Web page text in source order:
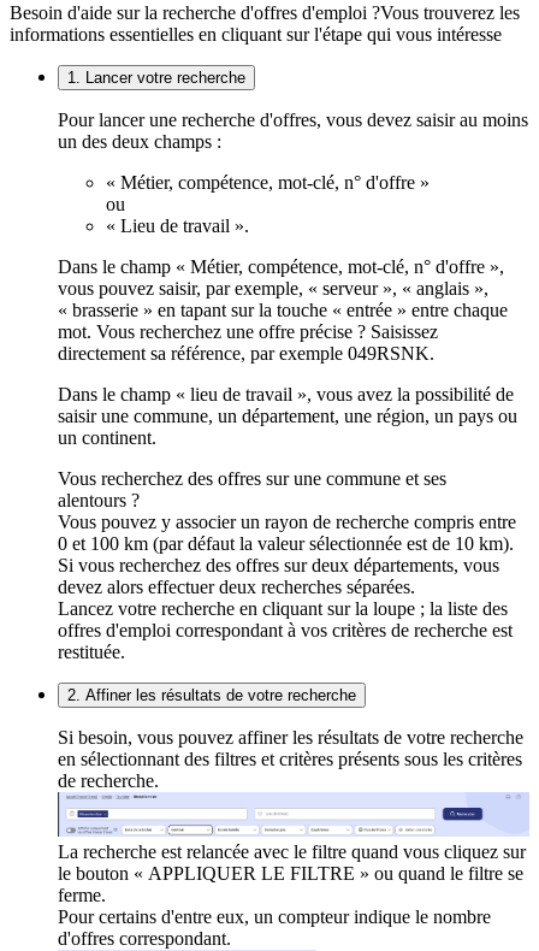
Besoin d'aide sur la recherche d'offres d'emploi ?Vous trouverez les
informations essentielles en cliquant sur l'étape qui vous intéresse
1. Lancer votre recherche
Pour lancer une recherche d'offres, vous devez saisir au moins
un des deux champs :
« Métier, compétence, mot-clé, n° d'offre »
ou
« Lieu de travail ».
Dans le champ « Métier, compétence, mot-clé, n° d'offre »,
vous pouvez saisir, par exemple, « serveur », « anglais »,
« brasserie » en tapant sur la touche « entrée » entre chaque
mot. Vous recherchez une offre précise ? Saisissez
directement sa référence, par exemple 049RSNK.
Dans le champ « lieu de travail », vous avez la possibilité de
saisir une commune, un département, une région, un pays ou
un continent.
Vous recherchez des offres sur une commune et ses
alentours ?
Vous pouvez y associer un rayon de recherche compris entre
0 et 100 km (par défaut la valeur sélectionnée est de 10 km).
Si vous recherchez des offres sur deux départements, vous
devez alors effectuer deux recherches séparées.
Lancez votre recherche en cliquant sur la loupe ; la liste des
offres d'emploi correspondant à vos critères de recherche est
restituée.
2. Affiner les résultats de votre recherche
Si besoin, vous pouvez affiner les résultats de votre recherche
en sélectionnant des filtres et critères présents sous les critères
de recherche.
La recherche est relancée avec le filtre quand vous cliquez sur
le bouton « APPLIQUER LE FILTRE » ou quand le filtre se
ferme.
Pour certains d'entre eux, un compteur indique le nombre
d'offres correspondant.